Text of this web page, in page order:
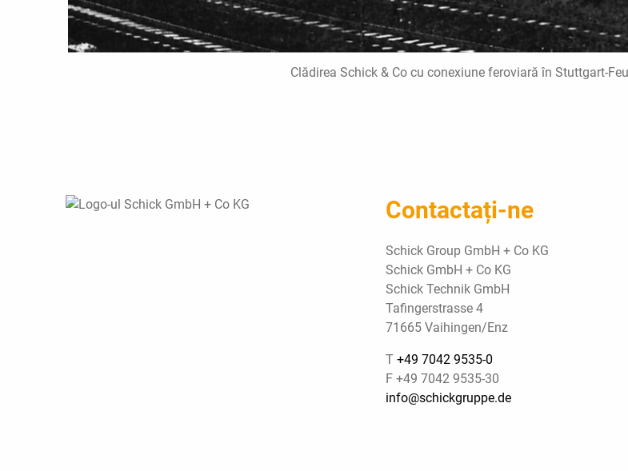
Clădirea Schick & Co cu conexiune feroviară în Stuttgart-
Contactați-ne
Schick Group GmbH + Co KG
Schick GmbH + Co KG
Schick Technik GmbH
Tafingerstrasse 4
71665 Vaihingen/Enz
T +49 7042 9535-0
F +49 7042 9535-30
info@schickgruppe.de